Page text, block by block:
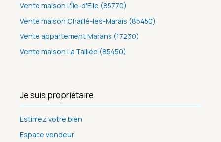
Vente maison L'Île-d'Elle (85770)
Vente maison Chaillé-les-Marais (85450)
Vente appartement Marans (17230)
Vente maison La Taillée (85450)
Je suis propriétaire
Estimez votre bien
Espace vendeur